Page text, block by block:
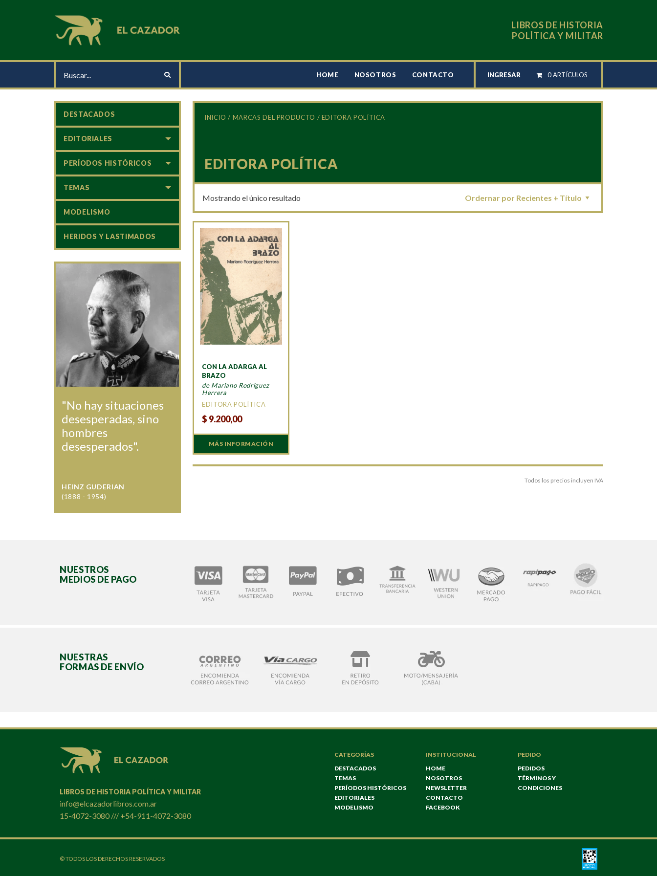
LIBROS DE HISTORIA
POLÍTICA Y MILITAR
HOME NOSOTROS CONTACTO INGRESAR 0 ARTÍCULOS
INICIO / MARCAS DEL PRODUCTO / EDITORA POLÍTICA
EDITORA POLÍTICA
Mostrando el único resultado
CON LA ADARGA AL
BRAZO
de Mariano Rodriguez
Herrera
EDITORA POLÍTICA
$ 9.200,00
MÁS INFORMACIÓN
Todos los precios incluyen IVA
DESTACADOS
EDITORIALES
PERÍODOS HISTÓRICOS
TEMAS
MODELISMO
HERIDOS Y LASTIMADOS
"No hay situaciones
desesperadas, sino
hombres
desesperados".
HEINZ GUDERIAN
(1888 - 1954)
NUESTROS
MEDIOS DE PAGO
NUESTRAS
FORMAS DE ENVÍO
LIBROS DE HISTORIA POLÍTICA Y MILITAR
info@elcazadorlibros.com.ar
15-4072-3080 /// +54-911-4072-3080
CATEGORÍAS
DESTACADOS
TEMAS
PERÍODOS HISTÓRICOS
EDITORIALES
MODELISMO
INSTITUCIONAL
HOME
NOSOTROS
NEWSLETTER
CONTACTO
FACEBOOK
PEDIDO
PEDIDOS
TÉRMINOS Y
CONDICIONES
© TODOS LOS DERECHOS RESERVADOS